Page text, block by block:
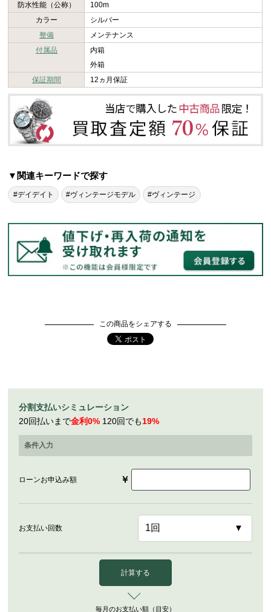
防水性能（公称）
100m
カラー
シルバー
整備
メンテナンス
付属品
内箱
外箱
保証期間
12ヵ月保証
▼関連キーワードで探す
#デイデイト #ヴィンテージモデル #ヴィンテージ
この商品をシェアする
分割支払いシミュレーション
20回払いまで金利0% 120回でも19%
条件入力
ローンお申込み額 ￥
お支払い回数
計算する
毎月のお支払い額（目安）